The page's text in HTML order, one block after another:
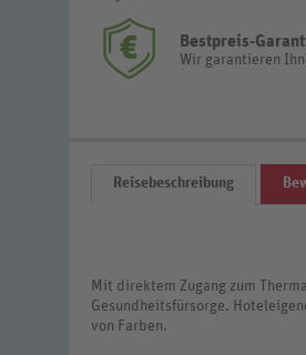
Bestpreis-
Wir garantieren
Reisebeschreibung
Mit direktem Zugang zum
Gesundheitsfürsorge.
von Farben.